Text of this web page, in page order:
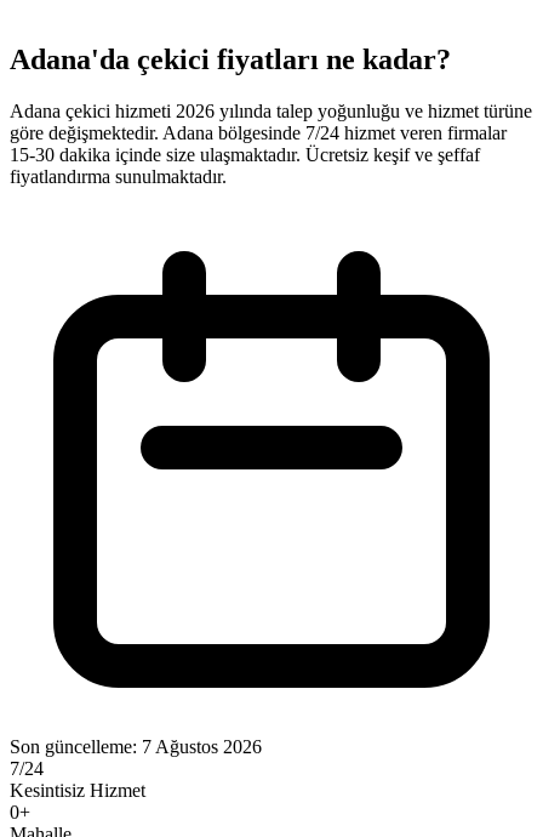
Adana'da çekici fiyatları ne kadar?
Adana çekici hizmeti 2026 yılında talep yoğunluğu ve hizmet türüne
göre değişmektedir. Adana bölgesinde 7/24 hizmet veren firmalar
15-30 dakika içinde size ulaşmaktadır. Ücretsiz keşif ve şeffaf
fiyatlandırma sunulmaktadır.
Son güncelleme: 7 Ağustos 2026
7/24
Kesintisiz Hizmet
0+